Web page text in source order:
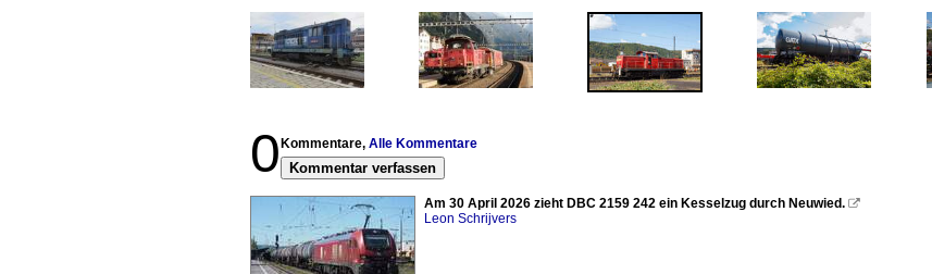
0 Kommentare, Alle Kommentare
Kommentar verfassen
Am 30 April 2026 zieht DBC 2159 242 ein Kesselzug durch Neuwied. 
Leon Schrijvers